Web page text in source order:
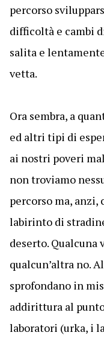
percorso
difficoltà e cambi
salita e
vetta.
Ora sembra, a
ed altri tipi di
ai nostri poveri
non troviamo
percorso ma,
labirinto di
deserto. Qualcuna
qualcun’altra no.
sprofondano in
addirittura al
laboratori (urka, i